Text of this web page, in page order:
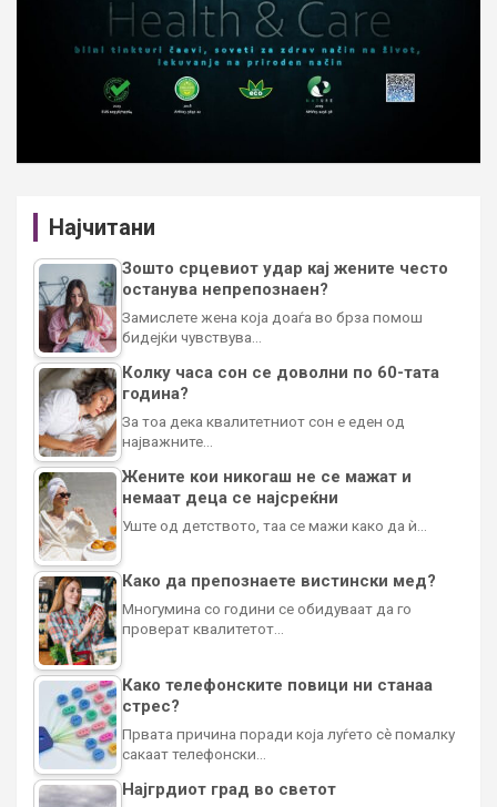
Најчитани
Зошто срцевиот удар кај жените често
останува непрепознаен?
Замислете жена која доаѓа во брза помош
бидејќи чувствува…
Колку часа сон се доволни по 60-тата
година?
За тоа дека квалитетниот сон е еден од
најважните…
Жените кои никогаш не се мажат и
немаат деца се најсреќни
Уште од детството, таа се мажи како да ѝ…
Како да препознаете вистински мед?
Многумина со години се обидуваат да го
проверат квалитетот…
Како телефонските повици ни станаа
стрес?
Првата причина поради која луѓето сè помалку
сакаат телефонски…
Најгрдиот град во светот